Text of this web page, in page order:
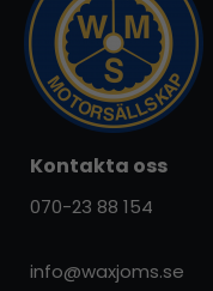
Kontakta oss
070-23 88 154
info@waxjoms.se